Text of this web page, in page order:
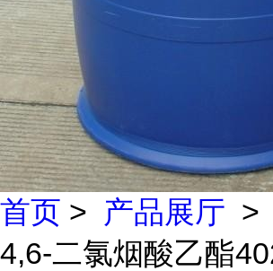
首页 > 产品展厅 >
4,6-二氯烟酸乙酯